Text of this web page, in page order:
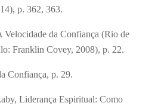
p. 362, 363.
Velocidade da Confiança (Rio de
Franklin Covey, 2008), p. 22.
Confiança, p. 29.
Liderança Espiritual: Como